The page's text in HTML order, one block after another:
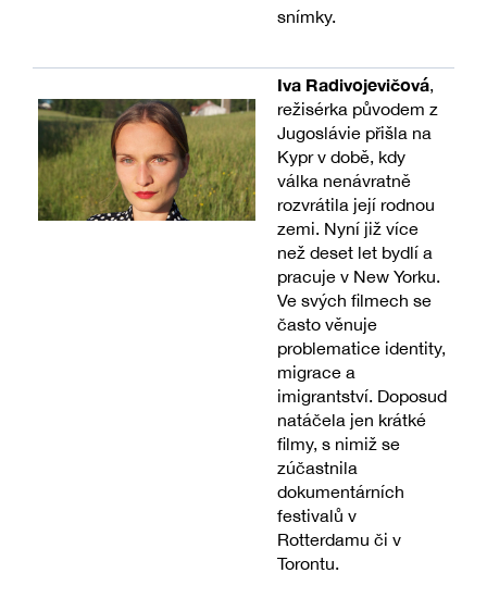
snímky.
Iva Radivojevičová,
režisérka původem z
Jugoslávie přišla na
Kypr v době, kdy
válka nenávratně
rozvrátila její rodnou
zemi. Nyní již více
než deset let bydlí a
pracuje v New Yorku.
Ve svých filmech se
často věnuje
problematice identity,
migrace a
imigrantství. Doposud
natáčela jen krátké
filmy, s nimiž se
zúčastnila
dokumentárních
festivalů v
Rotterdamu či v
Torontu.